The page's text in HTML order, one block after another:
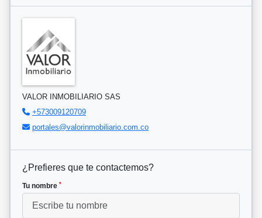
VALOR INMOBILIARIO SAS
+573009120709
portales@valorinmobiliario.com.co
¿Prefieres que te contactemos?
Tu nombre *